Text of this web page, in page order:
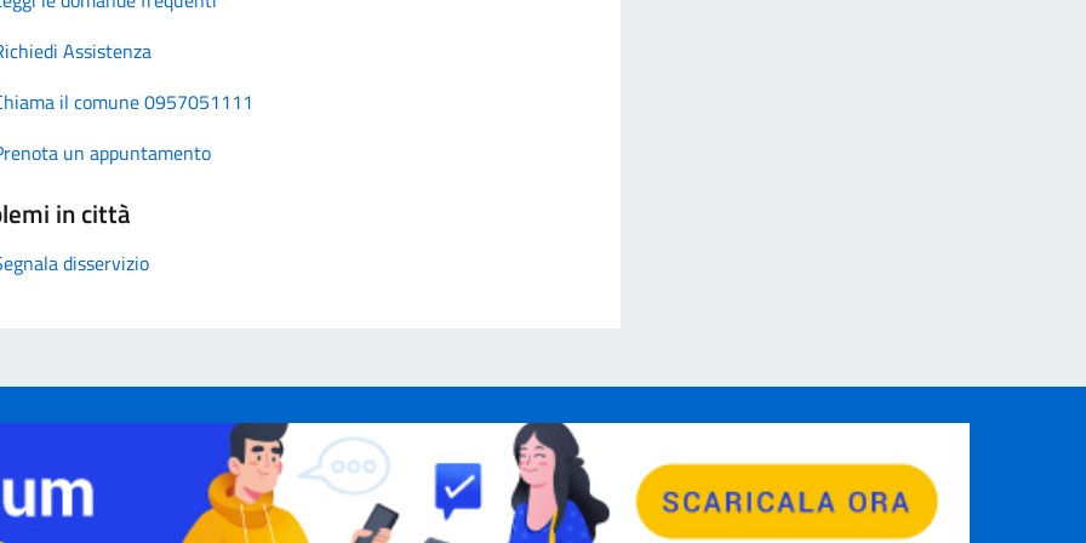
Assistenza
il comune 0957051111
un appuntamento
in città
disservizio